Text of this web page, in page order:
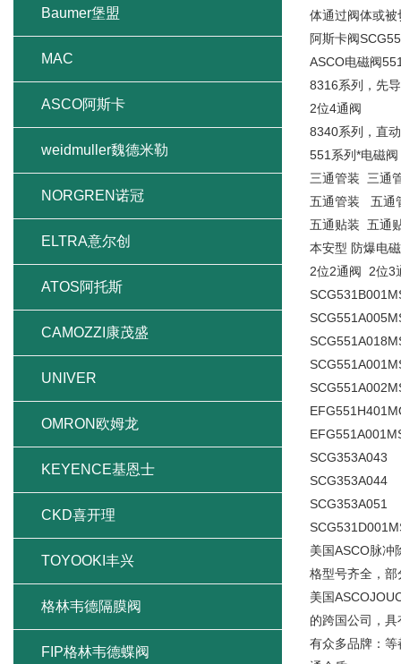
体通过阀体或
阿斯卡阀
ASCO电磁阀
8316系列，先
2位4通阀
8340系列，直
551系列*电磁阀
三通管装 三通
五通管装 五通
五通贴装 五通
本安型 防爆电
2位2通阀 2位3
美国ASCO脉冲
格型号齐全，
美国
的跨国公司，
有众多品牌：
Baumer堡盟
MAC
ASCO阿斯卡
weidmuller魏德米勒
NORGREN诺冠
ELTRA意尔创
ATOS阿托斯
CAMOZZI康茂盛
UNIVER
OMRON欧姆龙
KEYENCE基恩士
CKD喜开理
TOYOOKI丰兴
格林韦德隔膜阀
FIP格林韦德蝶阀